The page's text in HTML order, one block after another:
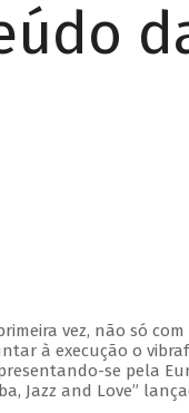
vez, não só com
à execução o
se pela
Jazz and Love”